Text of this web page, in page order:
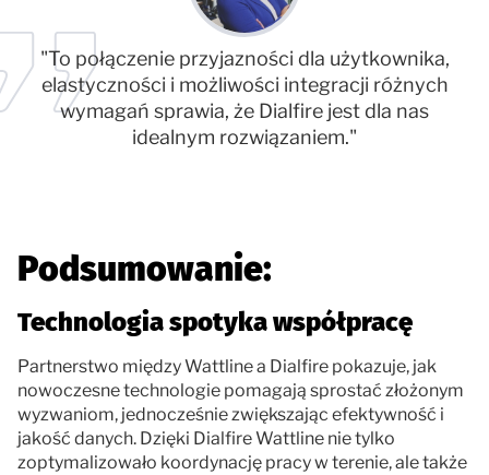
"To połączenie przyjazności dla użytkownika,
elastyczności i możliwości integracji różnych
wymagań sprawia, że Dialfire jest dla nas
idealnym rozwiązaniem."
Podsumowanie:
Technologia spotyka współpracę
Partnerstwo między Wattline a Dialfire pokazuje, jak
nowoczesne technologie pomagają sprostać złożonym
wyzwaniom, jednocześnie zwiększając efektywność i
jakość danych. Dzięki Dialfire Wattline nie tylko
zoptymalizowało koordynację pracy w terenie, ale także